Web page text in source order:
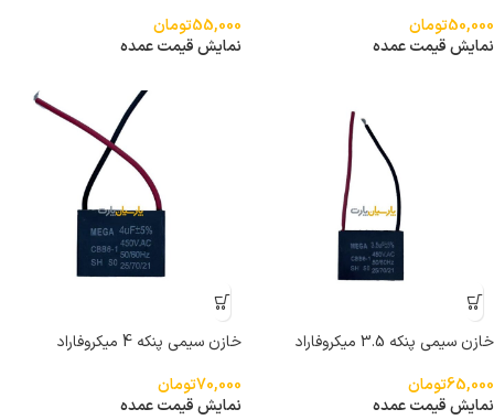
50,000تومان
نمایش قیمت عمده
55,000تومان
نمایش قیمت عمده
خازن سیمی پنکه 3.5 میکروفاراد
65,000تومان
نمایش قیمت عمده
خازن سیمی پنکه 4 میکروفاراد
70,000تومان
نمایش قیمت عمده